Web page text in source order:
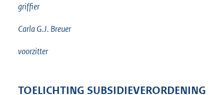
griffier
Carla G.J. Breuer
voorzitter
TOELICHTING SUBSIDIEVERORDENING